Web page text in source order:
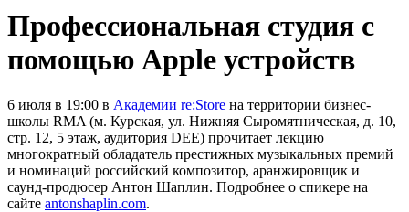
Профессиональная студия с
помощью Apple устройств
6 июля в 19:00 в Академии re:Store на территории бизнес-
школы RMA (м. Курская, ул. Нижняя Сыромятническая, д. 10,
стр. 12, 5 этаж, аудитория DEE) прочитает лекцию
многократный обладатель престижных музыкальных премий
и номинаций российский композитор, аранжировщик и
саунд-продюсер Антон Шаплин. Подробнее о спикере на
сайте antonshaplin.com.